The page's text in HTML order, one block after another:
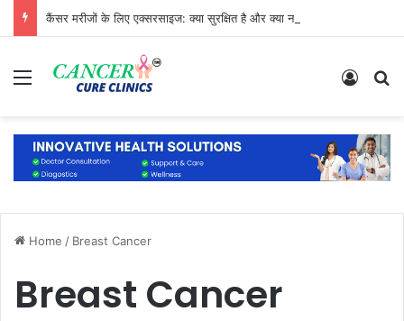
कैंसर मरीजों के लिए एक्सरसाइज: क्या सुरक्षित है और क्या नहीं?
Menu Log In
Home / Breast Cancer
Breast Cancer